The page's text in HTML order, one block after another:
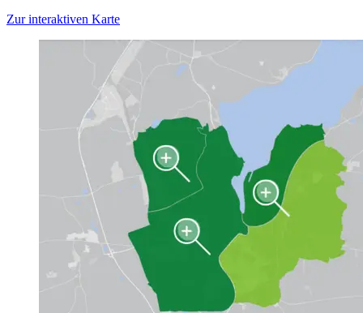
Zur interaktiven Karte